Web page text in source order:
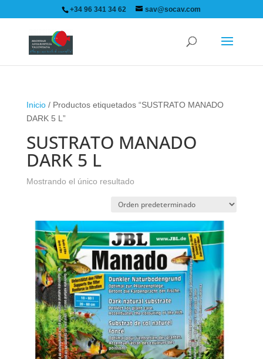
+34 96 341 34 62 sav@socav.com
Inicio/ Productos etiquetados “SUSTRATO MANADO
DARK 5 L”
SUSTRATO MANADO
DARK 5 L
Mostrando el único resultado